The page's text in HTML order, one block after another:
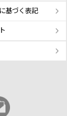
基づく表記